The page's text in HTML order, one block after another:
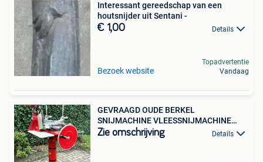
Interessant gereedschap van een
houtsnijder uit Sentani -
€ 1,00 Details
Bezoek website
Topadvertentie
Vandaag
GEVRAAGD OUDE BERKEL
SNIJMACHINE VLEESSNIJMACHINE
HANDWIEL
Zie omschrijving Details